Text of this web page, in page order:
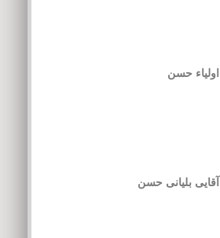
اولیاء حسن
آقایی بلیانی حسن